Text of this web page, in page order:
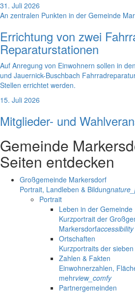
31. Juli 2026
An zentralen Punkten in der Gemeinde
Errichtung von zwei
Reparaturstationen
Auf Anregung von Einwohnern sollen in
und Jauernick-Buschbach
Stellen errichtet werden.
15. Juli 2026
Mitglieder- und
Gemeinde
Seiten entdecken
Großgemeinde Markersdorf
Portrait, Landleben & Bildung
Portrait
Leben in der Gemeinde
Kurzportrait der
Markersdorfaccessibility
Ortschaften
Kurzportraits der
Zahlen & Fakten
Einwohnerzahlen,
mehrview_comfy
Partnergemeinden